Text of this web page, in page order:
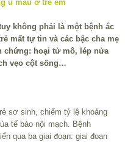
không phải là một bệnh ác
mất tự tin và các bậc cha mẹ
chứng: hoại tử mô, lép nửa
vẹo cột sống…
sơ sinh, chiếm tỷ lệ khoảng
tế bào nội mạch. Bệnh
qua ba giai đoạn: giai đoạn